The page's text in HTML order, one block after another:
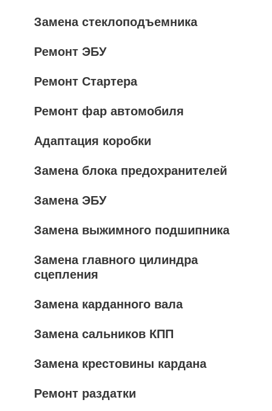
Замена стеклоподъемника
Ремонт ЭБУ
Ремонт Стартера
Ремонт фар автомобиля
Адаптация коробки
Замена блока предохранителей
Замена ЭБУ
Замена выжимного подшипника
Замена главного цилиндра
сцепления
Замена карданного вала
Замена сальников КПП
Замена крестовины кардана
Ремонт раздатки